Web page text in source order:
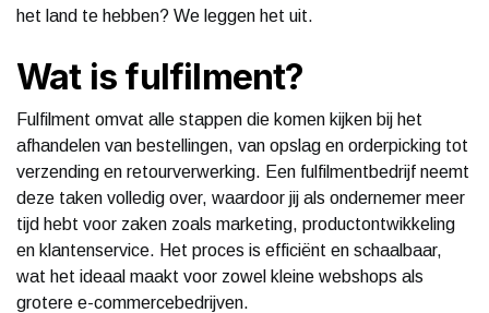
het land te hebben? We leggen het uit.
Wat is fulfilment?
Fulfilment omvat alle stappen die komen kijken bij het
afhandelen van bestellingen, van opslag en orderpicking tot
verzending en retourverwerking. Een fulfilmentbedrijf neemt
deze taken volledig over, waardoor jij als ondernemer meer
tijd hebt voor zaken zoals marketing, productontwikkeling
en klantenservice. Het proces is efficiënt en schaalbaar,
wat het ideaal maakt voor zowel kleine webshops als
grotere e-commercebedrijven.